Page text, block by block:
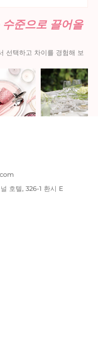
준으로 끌어올
선택하고 차이를 경험해 보
호텔, 326-1 환시 E